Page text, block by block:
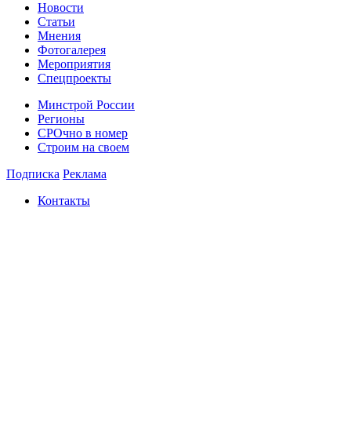
Новости
Статьи
Мнения
Фотогалерея
Мероприятия
Спецпроекты
Минстрой России
Регионы
СРОчно в номер
Строим на своем
Подписка Реклама
Контакты